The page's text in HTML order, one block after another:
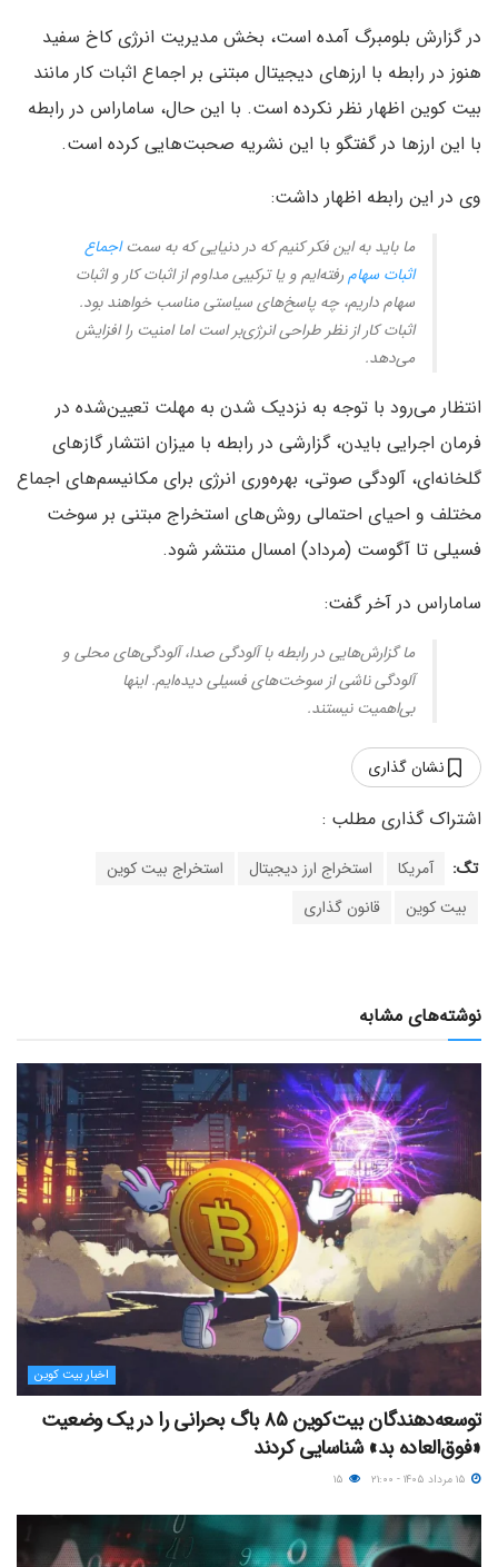
در گزارش بلومبرگ آمده است، بخش مدیریت انرژی کاخ سفید
هنوز در رابطه با ارزهای دیجیتال مبتنی بر اجماع اثبات کار مانند
بیت کوین اظهار نظر نکرده است. با این حال، ساماراس در رابطه
با این ارزها در گفتگو با این نشریه صحبت‌هایی کرده است.
وی در این رابطه اظهار داشت:
ما باید به این فکر کنیم که در دنیایی که به سمتاجماع
اثبات سهامرفته‌ایم و یا ترکیبی مداوم از اثبات کار و اثبات
سهام داریم، چه پاسخ‌های سیاستی مناسب خواهند بود.
اثبات کار از نظر طراحی انرژی‌بر است اما امنیت را افزایش
می‌دهد.
انتظار می‌رود با توجه به نزدیک شدن به مهلت تعیین‌شده در
فرمان اجرایی بایدن، گزارشی در رابطه با میزان انتشار گازهای
گلخانه‌ای، آلودگی صوتی، بهره‌وری انرژی برای مکانیسم‌های اجماع
مختلف و احیای احتمالی روش‌های استخراج مبتنی بر سوخت
فسیلی تا آگوست (مرداد) امسال منتشر شود.
ساماراس در آخر گفت:
ما گزارش‌هایی در رابطه با آلودگی صدا، آلودگی‌های محلی و
آلودگی ناشی از سوخت‌های فسیلی دیده‌ایم. اینها
بی‌اهمیت نیستند.
نشان گذاری
تگ: آمریکا استخراج ارز دیجیتال
استخراج بیت کوین
بیت کوین
قانون گذاری
نوشته‌های مشابه
اخبار بیت کوین
توسعه‌دهندگان بیت‌کوین ۸۵ باگ بحرانی را در یک وضعیت
«فوق‌العاده بد» شناسایی کردند